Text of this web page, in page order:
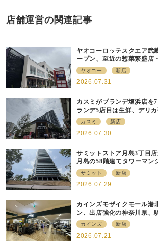
店舗運営の関連記事
ヤオコーロッテスクエア武
ープン、至近の惣菜繁盛店
強化、ですみ分け
ヤオコー 新店
2026.07.31
カスミがブランデ塩浜店を
ランデ5店目は生鮮、デリ
の要素も取り入れ
カスミ 新店
2026.07.30
サミットストア月島3丁目店
月島の58階建てタワーマン
の小商圏型店を出店
サミット 新店
2026.07.29
カインズモザイクモール港
ン、出店強化の神奈川県、
型店
カインズ 新店
2026.07.21